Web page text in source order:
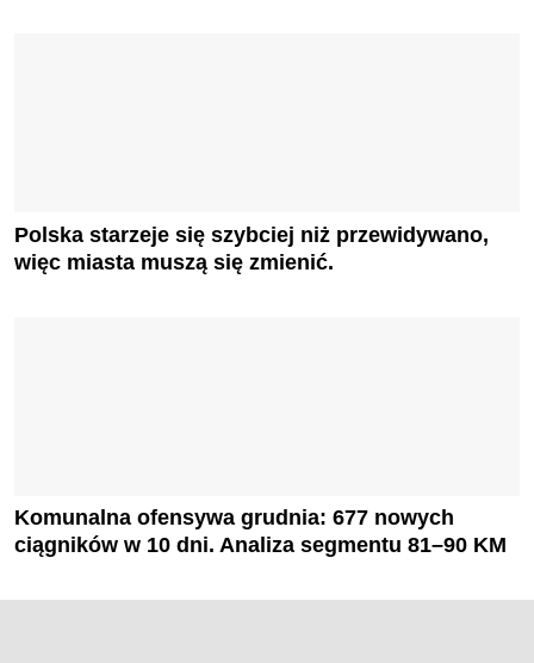
Polska starzeje się szybciej niż przewidywano,
więc miasta muszą się zmienić.
Komunalna ofensywa grudnia: 677 nowych
ciągników w 10 dni. Analiza segmentu 81–90 KM